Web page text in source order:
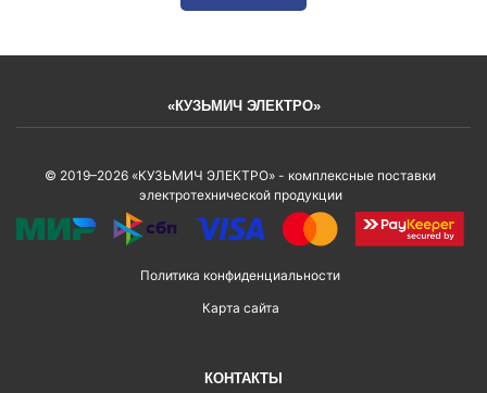
«КУЗЬМИЧ ЭЛЕКТРО»
© 2019–2026 «КУЗЬМИЧ ЭЛЕКТРО» - комплексные поставки
электротехнической продукции
Политика конфиденциальности
Карта сайта
КОНТАКТЫ